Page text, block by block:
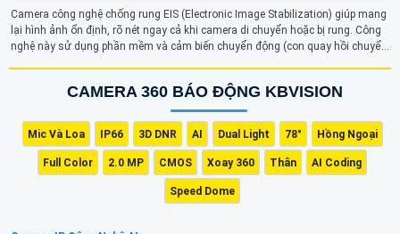
Camera công nghệ chống rung EIS (Electronic Image Stabilization) giúp mang
lại hình ảnh ổn định, rõ nét ngay cả khi camera di chuyển hoặc bị rung. Công
nghệ này sử dụng phần mềm và cảm biến chuyển động (con quay hồi chuyển)
CAMERA 360 BÁO ĐỘNG KBVISION
Mic Và Loa IP66 3D DNR AI Dual Light 78° Hồng Ngoại
Full Color 2.0 MP CMOS Xoay 360 Thân AI Coding
Speed Dome